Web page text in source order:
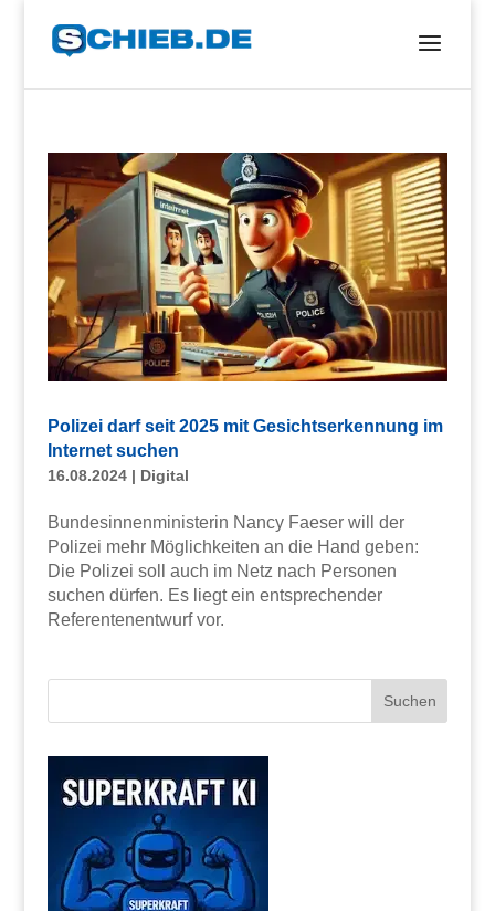
Polizei darf seit 2025 mit Gesichtserkennung im
Internet suchen
16.08.2024| Digital
Bundesinnenministerin Nancy Faeser will der
Polizei mehr Möglichkeiten an die Hand geben:
Die Polizei soll auch im Netz nach Personen
suchen dürfen. Es liegt ein entsprechender
Referentenentwurf vor.